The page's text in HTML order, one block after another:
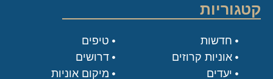
קטגוריות
טיפים
דרושים
מיקום אוניות
חדשות
אוניות קרוזים
יעדים